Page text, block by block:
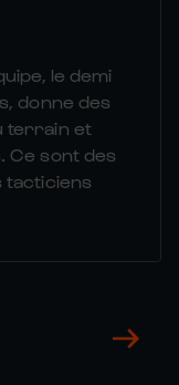
le demi
donne des
terrain et
Ce sont des
tacticiens